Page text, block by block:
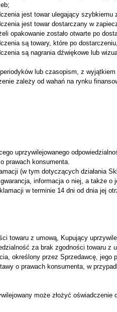
jest towar ulegający
jest towar dostarczany w
opakowanie zostało otwarte po
są towary, które po
są nagrania dźwiękowe lub
lub czasopism, z
zależy od wahań na rynku
uprzywilejowanego
prawach konsumenta.
(w tym dotyczących działania
informacja o niej, a także o
w terminie 14 dni od dnia jej
towaru z umową, Kupujący
za brak zgodności towaru
określony przez Sprzedawcę, jego
o prawach konsumenta, w
może złożyć oświadczenie